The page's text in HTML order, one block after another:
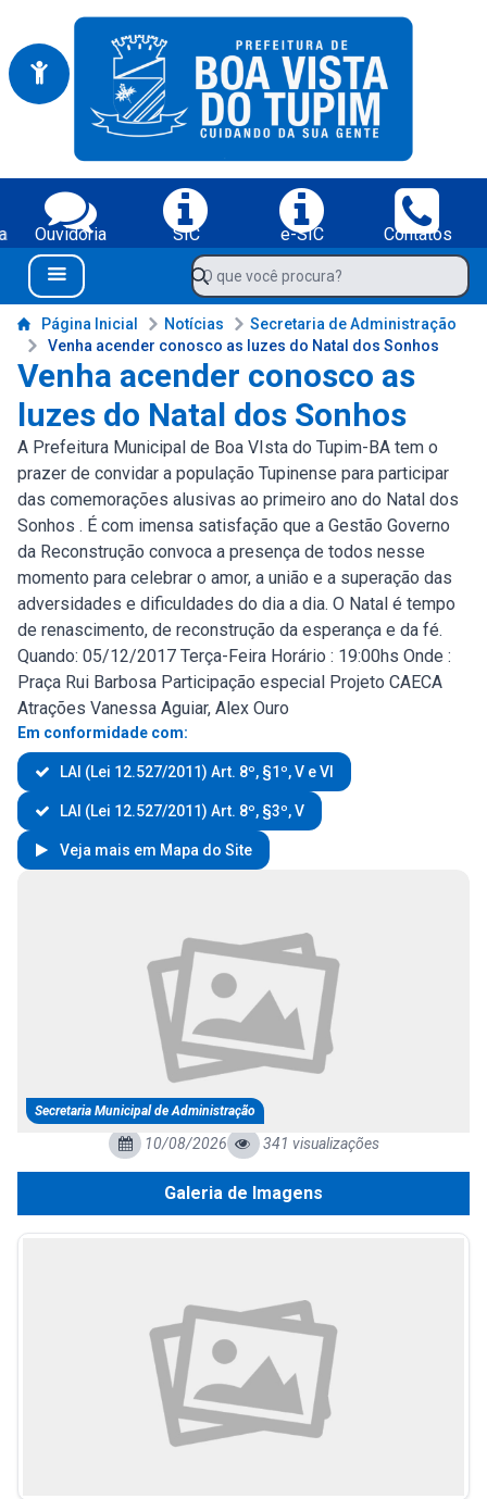
Portal da Prefeitura Municipal de Boa Vista do Tupim-BA
Serviços da Prefeitura Municipal de Boa Vista do Tupim-BA;
Ouvidoria SIC e-SIC
Contatos
Navegue pelo portal da Prefeitura de Boa Vista do Tupim-BA
Menu Bar
O que você procura?
Conteúdo da Prefeitura de Boa Vista do Tupim-BA
Página Inicial Notícias
Secretaria de Administração
Venha acender conosco as luzes do Natal dos Sonhos
Venha acender conosco as
luzes do Natal dos Sonhos
A Prefeitura Municipal de Boa VIsta do Tupim-BA tem o
prazer de convidar a população Tupinense para participar
das comemorações alusivas ao primeiro ano do Natal dos
Sonhos . É com imensa satisfação que a Gestão Governo
da Reconstrução convoca a presença de todos nesse
momento para celebrar o amor, a união e a superação das
adversidades e dificuldades do dia a dia. O Natal é tempo
de renascimento, de reconstrução da esperança e da fé.
Quando: 05/12/2017 Terça-Feira Horário : 19:00hs Onde :
Praça Rui Barbosa Participação especial Projeto CAECA
Atrações Vanessa Aguiar, Alex Ouro
Em conformidade com:
LAI (Lei 12.527/2011) Art. 8º, §1º, V e VI
LAI (Lei 12.527/2011) Art. 8º, §3º, V
Veja mais em Mapa do Site
Secretaria Municipal de Administração
10/08/2026 341 visualizações
Galeria de Imagens